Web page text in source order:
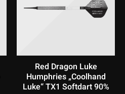
Red Dragon Luke
Humphries „Coolhand
Luke“ TX1 Softdart 90%